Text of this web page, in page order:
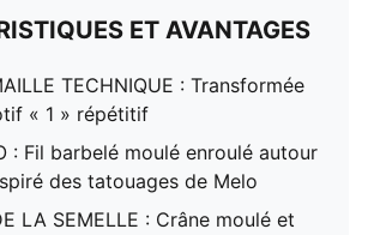
ET AVANTAGES
TECHNIQUE : Transformée
« 1 » répétitif
: Fil barbelé moulé enroulé autour
des tatouages de Melo
LA SEMELLE : Crâne moulé et